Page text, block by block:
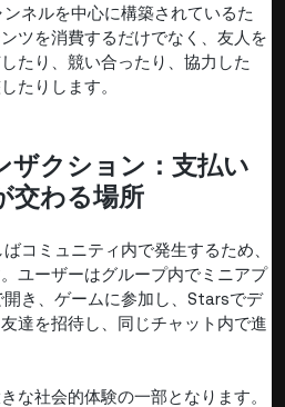
ネルを中心に構築されているた
ツを消費するだけでなく、友人を
たり、競い合ったり、協力した
たりします。
ザクション：支払い
交わる場所
コミュニティ内で発生するため、
ユーザーはグループ内でミニアプ
開き、ゲームに参加し、Starsでデ
達を招待し、同じチャット内で進
な社会的体験の一部となります。